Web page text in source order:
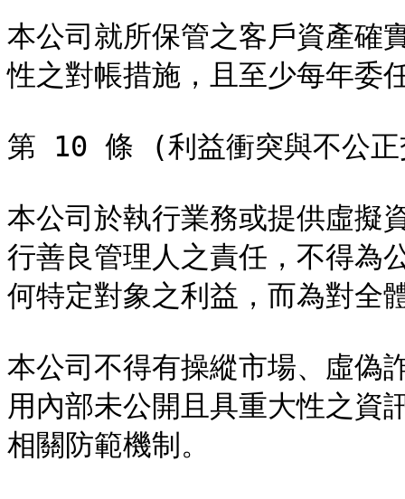
本公司就所保管之客戶資產確
性之對帳措施，且至少每年委
第 10 條 (利益衝突與不公正
本公司於執行業務或提供虛擬
行善良管理人之責任，不得為
何特定對象之利益，而為對全
本公司不得有操縱市場、虛偽
用內部未公開且具重大性之資
相關防範機制。